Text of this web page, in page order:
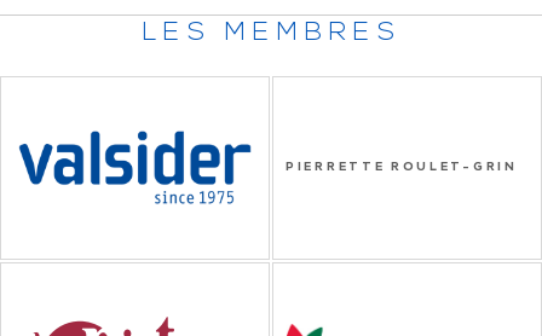
LES MEMBRES
PIERRETTE ROULET-GRIN